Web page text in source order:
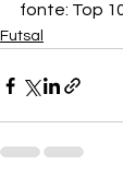
fonte: Top
Futsal